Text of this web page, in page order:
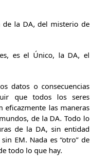
la DA, del misterio de
es el Único, la DA, el
datos o consecuencias
que todos los seres
eficazmente las maneras
de la DA. Todo lo
de la DA, sin entidad
EM. Nada es “otro” de
todo lo que hay.